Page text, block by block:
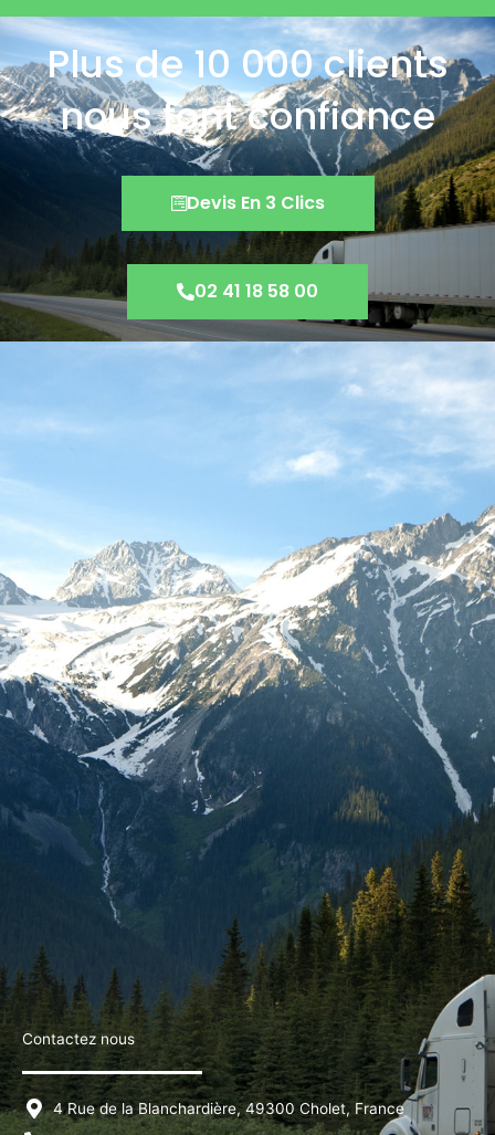
Plus de 10 000 clients
nous font confiance
Devis En 3 Clics
02 41 18 58 00
Contactez nous
4 Rue de la Blanchardière, 49300 Cholet, France